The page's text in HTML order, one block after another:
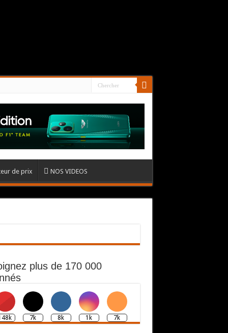
de prix NOS VIDEOS
plus de 170 000
7k 8k 1k 7k